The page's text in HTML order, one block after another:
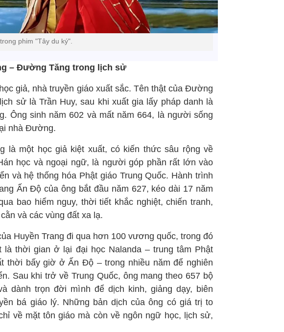
phim "Tây du ký".
– Đường Tăng trong lịch sử
giả, nhà truyền giáo xuất sắc. Tên thật của Đường
sử là Trần Huy, sau khi xuất gia lấy pháp danh là
Ông sinh năm 602 và mất năm 664, là người sống
nhà Đường.
là một học giả kiệt xuất, có kiến thức sâu rộng về
học và ngoại ngữ, là người góp phần rất lớn vào
và hệ thống hóa Phật giáo Trung Quốc. Hành trình
Ấn Độ của ông bắt đầu năm 627, kéo dài 17 năm
bao hiểm nguy, thời tiết khắc nghiệt, chiến tranh,
và các vùng đất xa lạ.
Huyền Trang đi qua hơn 100 vương quốc, trong đó
là thời gian ở lại đại học Nalanda – trung tâm Phật
thời bấy giờ ở Ấn Độ – trong nhiều năm để nghiên
Sau khi trở về Trung Quốc, ông mang theo 657 bộ
dành trọn đời mình để dịch kinh, giảng dạy, biên
bá giáo lý. Những bản dịch của ông có giá trị to
về mặt tôn giáo mà còn về ngôn ngữ học, lịch sử,